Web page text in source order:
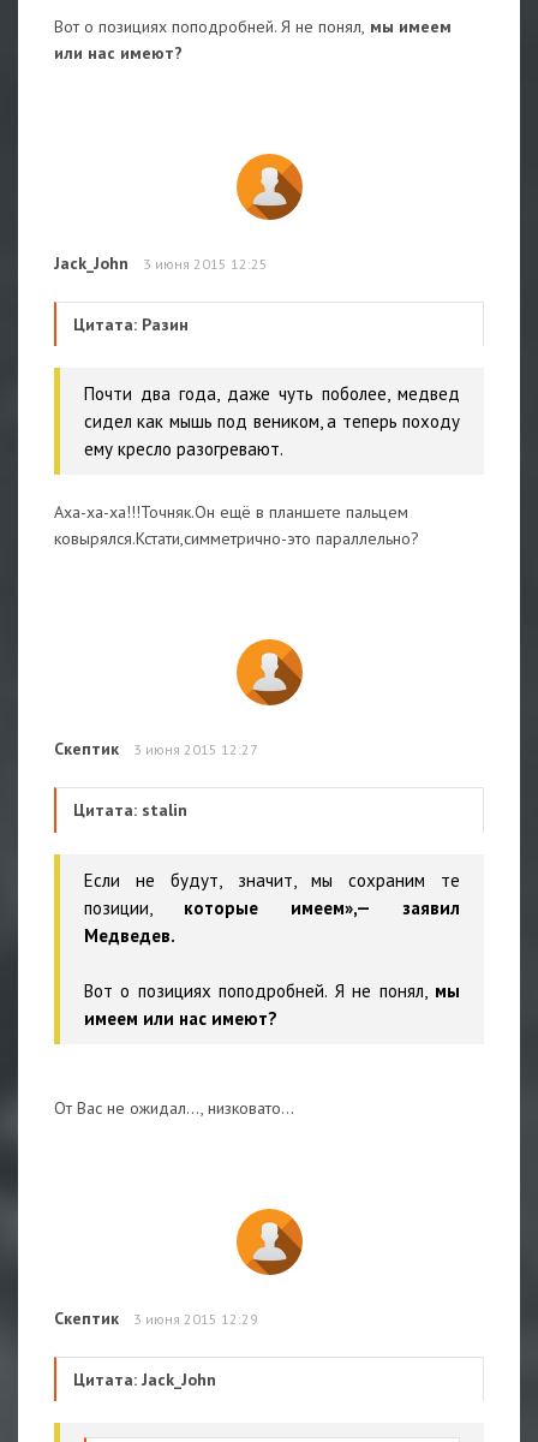
Вот о позициях поподробней. Я не понял, мы имеем
или нас имеют?
Jack_John 3 июня 2015 12:25
Цитата: Разин
Почти два года, даже чуть поболее, медвед
сидел как мышь под веником, а теперь походу
ему кресло разогревают.
Аха-ха-ха!!!Точняк.Он ещё в планшете пальцем
ковырялся.Кстати,симметрично-это параллельно?
Скептик 3 июня 2015 12:27
Цитата: stalin
Если не будут, значит, мы сохраним те
позиции, которые имеем»,— заявил
Медведев.
Вот о позициях поподробней. Я не понял, мы
имеем или нас имеют?
От Вас не ожидал..., низковато...
Скептик 3 июня 2015 12:29
Цитата: Jack_John